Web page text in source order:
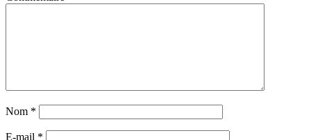
Nom *
E-mail *